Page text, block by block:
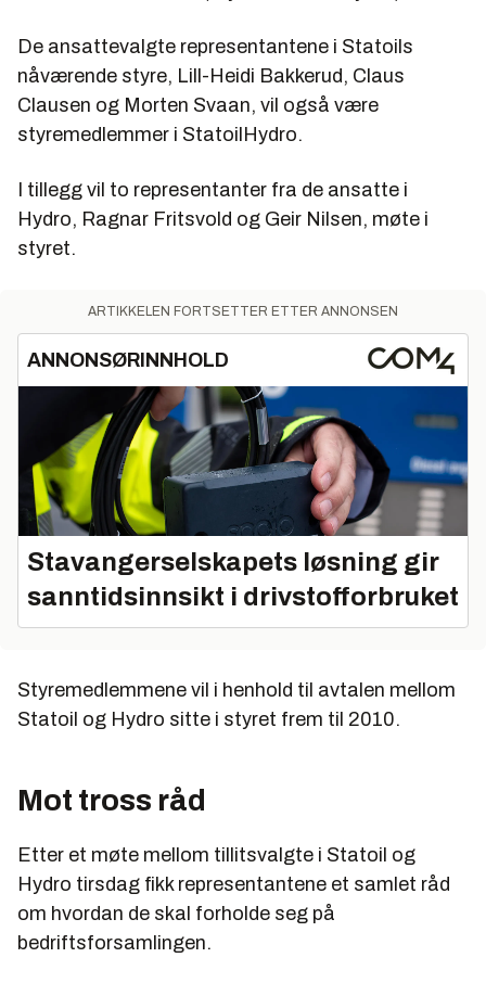
De ansattevalgte representantene i Statoils
nåværende styre, Lill-Heidi Bakkerud, Claus
Clausen og Morten Svaan, vil også være
styremedlemmer i StatoilHydro.
I tillegg vil to representanter fra de ansatte i
Hydro, Ragnar Fritsvold og Geir Nilsen, møte i
styret.
ARTIKKELEN FORTSETTER ETTER ANNONSEN
ANNONSØRINNHOLD
Stavangerselskapets løsning gir
sanntidsinnsikt i drivstofforbruket
Styremedlemmene vil i henhold til avtalen mellom
Statoil og Hydro sitte i styret frem til 2010.
Mot tross råd
Etter et møte mellom tillitsvalgte i Statoil og
Hydro tirsdag fikk representantene et samlet råd
om hvordan de skal forholde seg på
bedriftsforsamlingen.